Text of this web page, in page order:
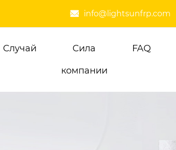
 info@lightsunfrp.com
Случай Сила
компании
FAQ